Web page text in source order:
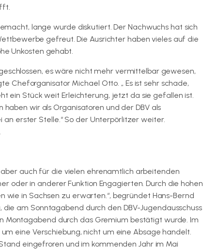
lange wurde diskutiert. Der Nachwuchs hat sich
gefreut. Die Ausrichter haben vieles auf die
Unkosten gehabt.
es wäre nicht mehr vermittelbar gewesen,
Cheforganisator Michael Otto. „ Es ist sehr schade,
ein Stück weit Erleichterung, jetzt da sie gefallen ist.
wir als Organisatoren und der DBV als
erster Stelle.“ So der Unterpörlitzer weiter.
auch für die vielen ehrenamtlich arbeitenden
oder in anderer Funktion Engagierten. Durch die hohen
wie in Sachsen zu erwarten.“, begründet Hans-Bernd
die am Sonntagabend durch den DBV-Jugendausschuss
Montagabend durch das Gremium bestätigt wurde. Im
eine Verschiebung, nicht um eine Absage handelt.
eingefroren und im kommenden Jahr im Mai